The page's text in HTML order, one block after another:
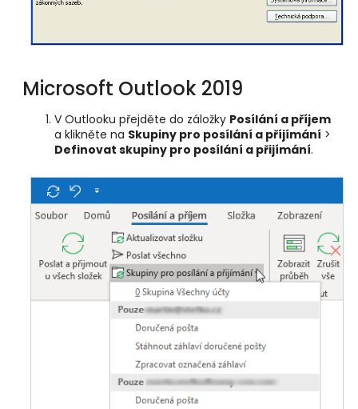
Microsoft Outlook 2019
V Outlooku přejděte do záložky Posílání a příjem
a klikněte na Skupiny pro posílání a příjímání >
Definovat skupiny pro posílání a přijímání.